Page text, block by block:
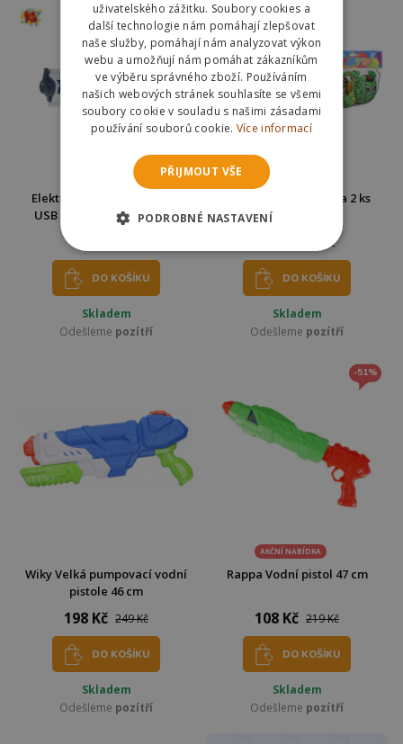
Elektrická vodní pistole na
USB se zásobníkem 18 cm
DO KOŠÍKU
Skladem
Odešleme pozítří
Bomby vodní zvířátka 2 ks
100 Kč
DO KOŠÍKU
Skladem
Odešleme pozítří
Wiky Velká pumpovací vodní
pistole 46 cm
198 Kč 249 Kč
DO KOŠÍKU
Skladem
Odešleme pozítří
-51%
AKČNÍ NABÍDKA
Rappa Vodní pistol 47 cm
108 Kč 219 Kč
DO KOŠÍKU
Skladem
Odešleme pozítří
uživatelského zážitku. Soubory cookies a
další technologie nám pomáhají zlepšovat
naše služby, pomáhají nám analyzovat výkon
webu a umožňují nám pomáhat zákazníkům
ve výběru správného zboží. Používáním
našich webových stránek souhlasíte se všemi
soubory cookie v souladu s našimi zásadami
používání souborů cookie. Více informací
PŘIJMOUT VŠE
PODROBNÉ NASTAVENÍ